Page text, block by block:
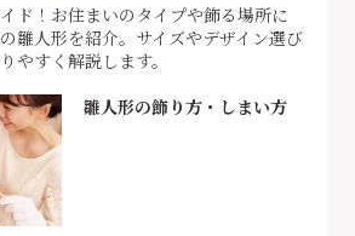
ド！お住まいのタイプや飾る場所に
雛人形を紹介。サイズやデザイン選び
やすく解説します。
雛人形の飾り方・しまい方